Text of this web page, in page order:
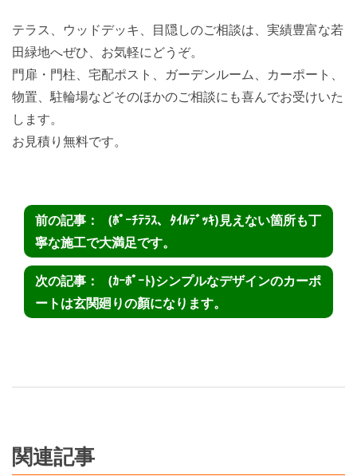
テラス、ウッドデッキ、目隠しのご相談は、実績豊富な若
田緑地へぜひ、お気軽にどうぞ。
門扉・門柱、宅配ポスト、ガーデンルーム、カーポート、
物置、駐輪場などそのほかのご相談にも喜んでお受けいた
します。
お見積り無料です。
(ﾎﾟｰﾁﾃﾗｽ、ﾀｲﾙﾃﾞｯｷ)見えない箇所も丁
寧な施工で大満足です。
(ｶｰﾎﾟｰﾄ)シンプルなデザインのカーポ
ートは玄関廻りの顏になります。
関連記事